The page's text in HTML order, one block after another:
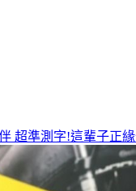
超準測字!這輩子正